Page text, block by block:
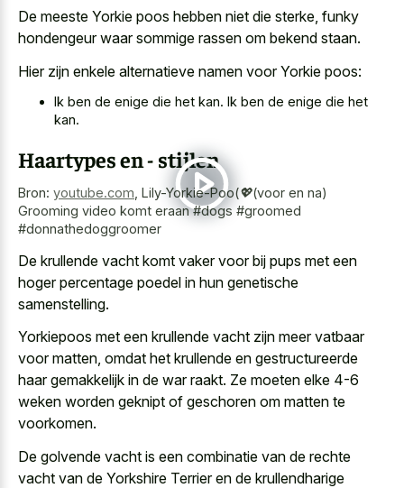
De meeste Yorkie poos hebben niet die sterke, funky
hondengeur waar sommige rassen om bekend staan.
Hier zijn enkele alternatieve namen voor Yorkie poos:
Ik ben de enige die het kan. Ik ben de enige die het
kan.
Haartypes en - stijlen
Bron: youtube.com Lily-Yorkie-Poo(💖(voor en na)
Grooming video komt eraan #dogs #groomed
#donnathedoggroomer
De krullende vacht komt vaker voor bij pups met een
hoger percentage poedel in hun genetische
samenstelling.
Yorkiepoos met een krullende vacht zijn meer vatbaar
voor matten, omdat het krullende en gestructureerde
haar gemakkelijk in de war raakt. Ze moeten elke 4-6
weken worden geknipt of geschoren om matten te
voorkomen.
De golvende vacht is een combinatie van de rechte
vacht van de Yorkshire Terrier en de krullendharige